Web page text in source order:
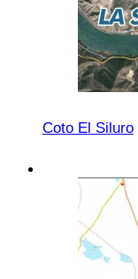
Coto El Siluro